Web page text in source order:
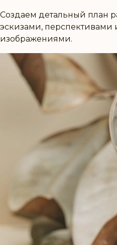
Создаем детальный план
эскизами,
изображениями.